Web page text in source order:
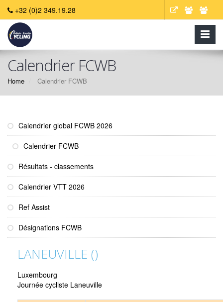
+32 (0)2 349.19.28
Calendrier FCWB
Home Calendrier FCWB
Calendrier global FCWB 2026
Calendrier FCWB
Résultats - classements
Calendrier VTT 2026
Ref Assist
Désignations FCWB
LANEUVILLE ()
Luxembourg
Journée cycliste Laneuville